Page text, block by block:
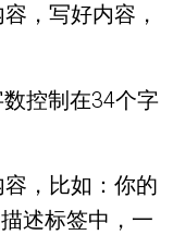
，写好内容，
控制在34个字
，比如：你的
述标签中，一